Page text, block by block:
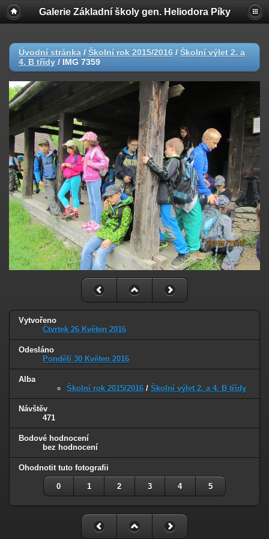
Galerie Základní školy gen. Heliodora Pí­ky
Úvodní stránka / Školní rok 2015/2016 / Školní výlet 2. a
4. B třídy / IMG 7359
Vytvořeno
Čtvrtek 26 Květen 2016
Odesláno
Pondělí 30 Květen 2016
Alba
Školní rok 2015/2016 / Školní výlet 2. a 4. B třídy
Návštěv
471
Bodové hodnocení
bez hodnocení
Ohodnotit tuto fotografii
0 1 2 3 4 5